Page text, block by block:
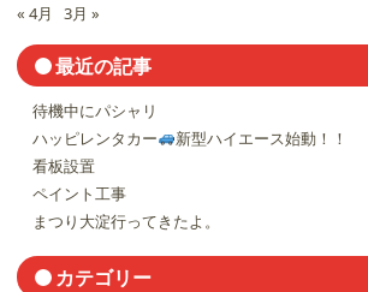
« 4月 3月 »
最近の記事
待機中にパシャリ
ハッピレンタカー
新型ハイエース始動！！
看板設置
ペイント工事
まつり大淀行ってきたよ。
カテゴリー